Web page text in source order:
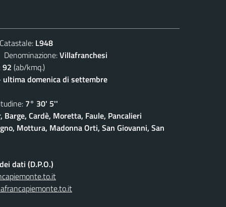
L948
Villafranchesi
92 (ab/kmq.)
ultima domenica di settembre
7° 30' 5''
Barge, Cardè, Moretta, Faule, Pancalieri
Mottura, Madonna Orti, San Giovanni, San
dati (D.P.O.)